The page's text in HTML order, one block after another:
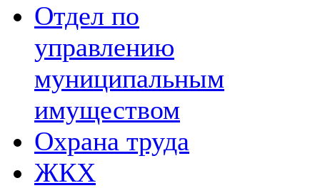
Отдел по
управлению
муниципальным
имуществом
Охрана труда
ЖКХ